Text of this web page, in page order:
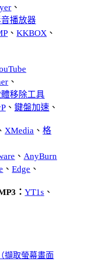
、
播放器
、KKBOX 、
、
移除工具
、鍵盤加速 、
XMedia 、格
、 AnyBurn
、Edge 、
：YT1s 、
擷取螢幕畫面